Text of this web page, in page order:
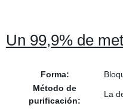
Un 99,9% de
Forma:
Método de
purificación:
La